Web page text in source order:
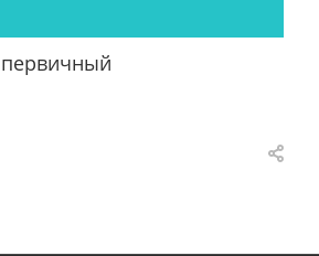
первичный